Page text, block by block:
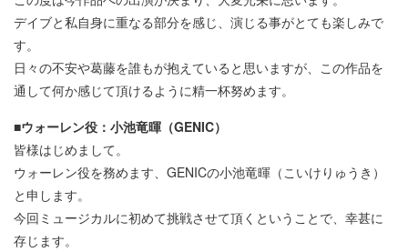
デイブと私自身に重なる部分を感じ、演じる事がとても楽しみで
す。
日々の不安や葛藤を誰もが抱えていると思いますが、この作品を
通して何か感じて頂けるように精一杯努めます。
■ウォーレン役：小池竜暉（GENIC）
皆様はじめまして。
ウォーレン役を務めます、GENICの小池竜暉（こいけりゅうき）
と申します。
今回ミュージカルに初めて挑戦させて頂くということで、幸甚に
存じます。